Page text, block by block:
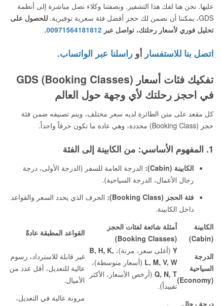
عليها. نحن هنا لفك هذا التشفير. وبصفتنا وكلاء نصل مباشرة إلى أنظمة
GDS، يمكننا أن نضمن لك حجز أفضل فئة سعرية توفيرية.
للحصول على
تحليل فوري لأسعار رحلتك، تواصل عبر 00971564181812
.
اتصل بنا للاستفسار أو راسلنا عبر الواتساب.
تفكيك فئات أسعار GDS (Booking Classes)
في احجز رحلتك لأي وجهة حول العالم
كل مقعد على متن الطائرة لديه سعر مختلف، ويتم تصنيفه ضمن فئة
حجز (Booking Class) محددة، وهي عادة ما تكون حرفاً واحداً.
1. المفهوم الأساسي: من الكابينة إلى الفئة
الكابينة (Cabin):
الدرجة العامة للسفر (الدرجة الأولى، درجة
رجال الأعمال، الدرجة السياحية).
فئة الحجز (Booking Class):
الحرف الذي يحدد السعر والقواعد
داخل الكابينة.
الكابينة
(Cabin)
أمثلة شائعة لفئات الحجز
(Booking Classes)
القواعد المطبقة عادةً
الدرجة
السياحية
(Economy)
Y (أغلى سعر، مرنة)، B, H, K,
L, M, V, W (أسعار متوسطة)،
Q, N, T (أرخص الأسعار، الأكثر
تقييداً).
غير قابلة للاسترداد، رسوم
عالية للتعديل، أقل عدد من
الأميال.
درجة رجال
مرونة عالية في التعديل،